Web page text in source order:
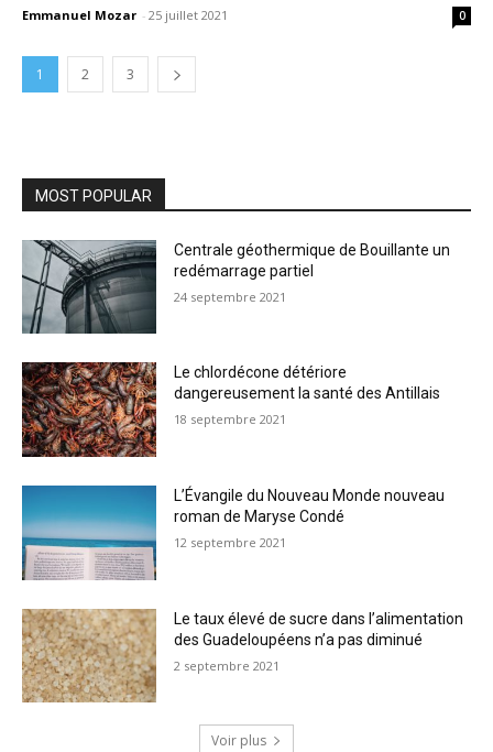
Emmanuel Mozar - 25 juillet 2021 0
1 2 3
MOST POPULAR
Centrale géothermique de Bouillante un
redémarrage partiel
24 septembre 2021
Le chlordécone détériore
dangereusement la santé des Antillais
18 septembre 2021
L’Évangile du Nouveau Monde nouveau
roman de Maryse Condé
12 septembre 2021
Le taux élevé de sucre dans l’alimentation
des Guadeloupéens n’a pas diminué
2 septembre 2021
Voir plus